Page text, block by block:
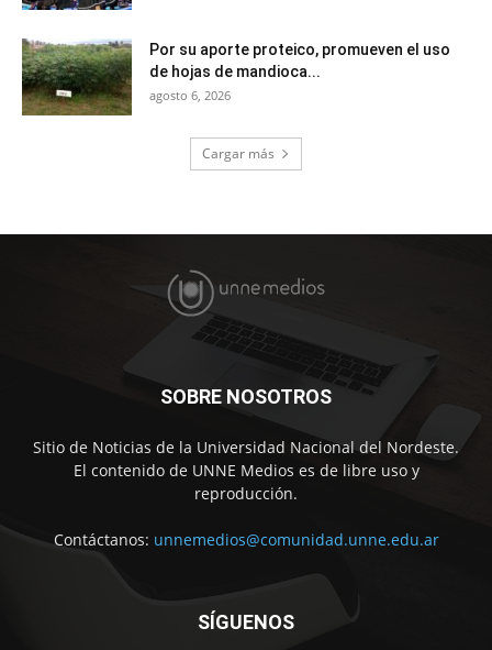
Por su aporte proteico, promueven el uso
de hojas de mandioca...
agosto 6, 2026
Cargar más
SOBRE NOSOTROS
Sitio de Noticias de la Universidad Nacional del Nordeste.
El contenido de UNNE Medios es de libre uso y
reproducción.
Contáctanos: unnemedios@comunidad.unne.edu.ar
SÍGUENOS